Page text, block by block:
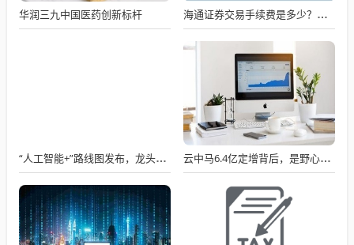
华润三九中国医药创新标杆 海通证券交易手续费是多少？海通证券手续费构成，三笔钱决定你的交易成本
“人工智能+”路线图发布，龙头企业热议其深远影响 云中马6.4亿定增背后，是野心还是无奈？业绩下滑30%隐忧浮现